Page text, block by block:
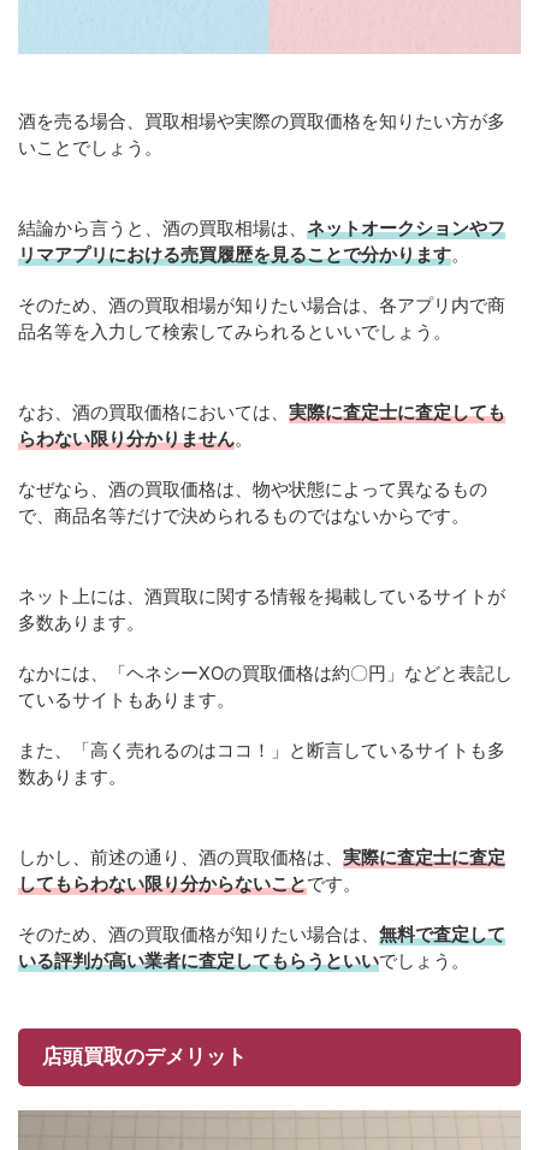
酒を売る場合、買取相場や実際の買取価格を知りたい方が多
いことでしょう。
結論から言うと、酒の買取相場は、 ネットオークションやフ
リマアプリにおける売買履歴を見ることで分かります。
そのため、酒の買取相場が知りたい場合は、各アプリ内で商
品名等を入力して検索してみられるといいでしょう。
なお、酒の買取価格においては、 実際に査定士に査定しても
らわない限り分かりません。
なぜなら、酒の買取価格は、物や状態によって異なるもの
で、商品名等だけで決められるものではないからです。
ネット上には、酒買取に関する情報を掲載しているサイトが
多数あります。
なかには、「ヘネシーXOの買取価格は約〇円」などと表記し
ているサイトもあります。
また、「高く売れるのはココ！」と断言しているサイトも多
数あります。
しかし、前述の通り、酒の買取価格は、 実際に査定士に査定
してもらわない限り分からないことです。
そのため、酒の買取価格が知りたい場合は、 無料で査定して
いる評判が高い業者に査定してもらうといいでしょう。
店頭買取のデメリット